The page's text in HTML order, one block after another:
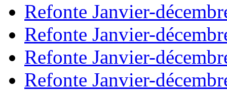
Refonte Janvier-
Refonte Janvier-
Refonte Janvier-
Refonte Janvier-